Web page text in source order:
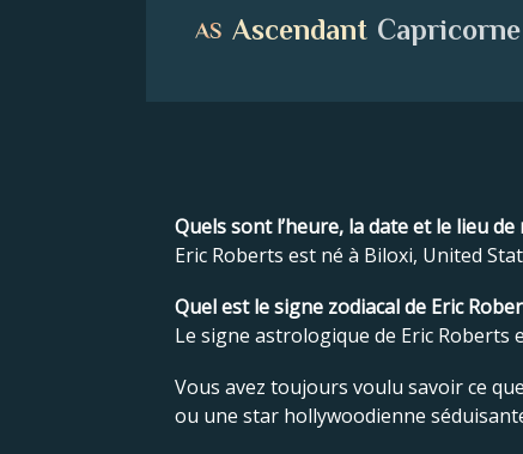
Ascendant Capricorne
Quels sont l’heure, la date et le lieu de
Eric Roberts est né à Biloxi, United
Quel est le signe zodiacal de Eric
Le signe astrologique de Eric Roberts
Vous avez toujours voulu savoir ce
ou une star hollywoodienne